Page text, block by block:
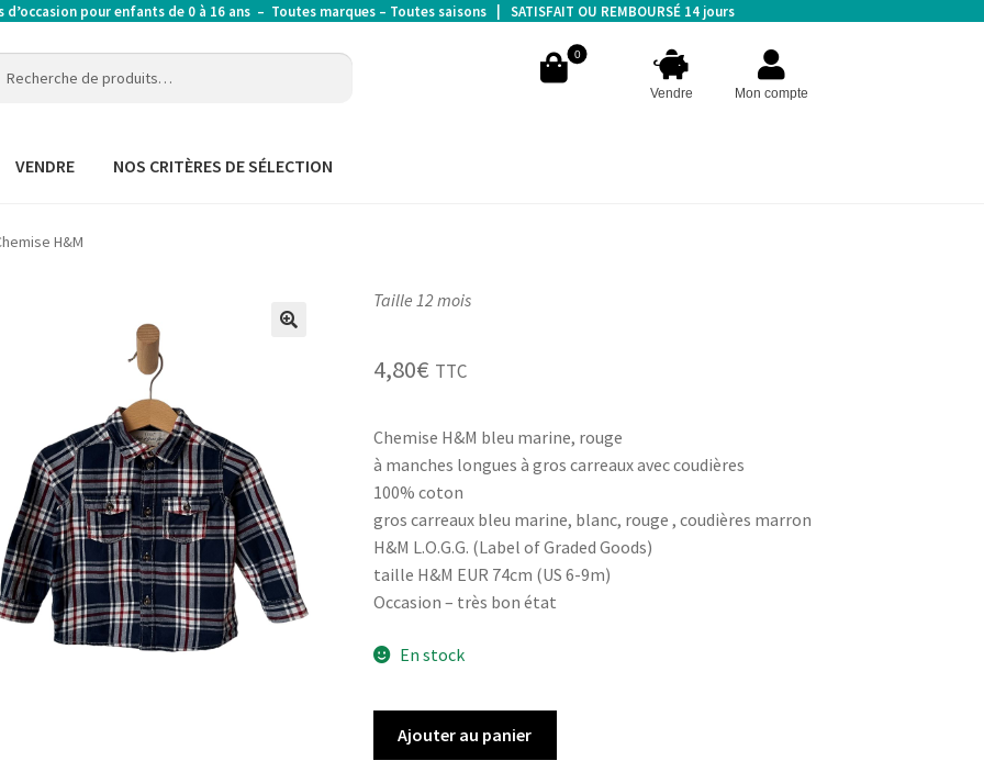
d’occasion pour enfants de 0 à 16 ans – Toutes marques – Toutes saisons | SATISFAIT OU REMBOURSÉ 14 jours
0
Vendre Mon compte
VENDRE NOS CRITÈRES DE SÉLECTION
H&M
Taille 12 mois
4,80€ TTC
Chemise H&M bleu marine, rouge
à manches longues à gros carreaux avec coudières
100% coton
gros carreaux bleu marine, blanc, rouge , coudières marron
H&M L.O.G.G. (Label of Graded Goods)
taille H&M EUR 74cm (US 6-9m)
Occasion – très bon état
En stock
Ajouter au panier